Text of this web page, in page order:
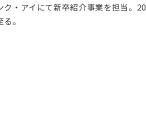
・アイにて新卒紹介事業を担当。
。